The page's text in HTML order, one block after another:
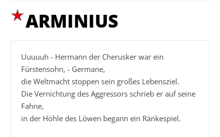
ARMINIUS
Uuuuuh - Hermann der Cherusker war ein
Fürstensohn, - Germane,
die Weltmacht stoppen sein großes Lebensziel.
Die Vernichtung des Aggressors schrieb er auf seine
Fahne,
in der Höhle des Löwen begann ein Ränkespiel.